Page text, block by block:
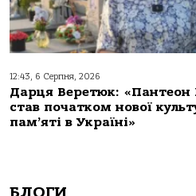
12:43, 6 Серпня, 2026
Дарця Веретюк: «Пантеон
став початком нової
пам’яті в Україні»